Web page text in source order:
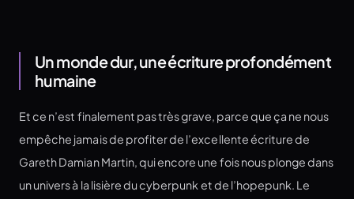
Un monde dur, une écriture profondément
humaine
Et ce n’est finalement pas très grave, parce que ça ne nous
empêche jamais de profiter de l’excellente écriture de
Gareth Damian Martin, qui encore une fois nous plonge dans
un univers à la lisière du cyberpunk et de l’hopepunk. Le